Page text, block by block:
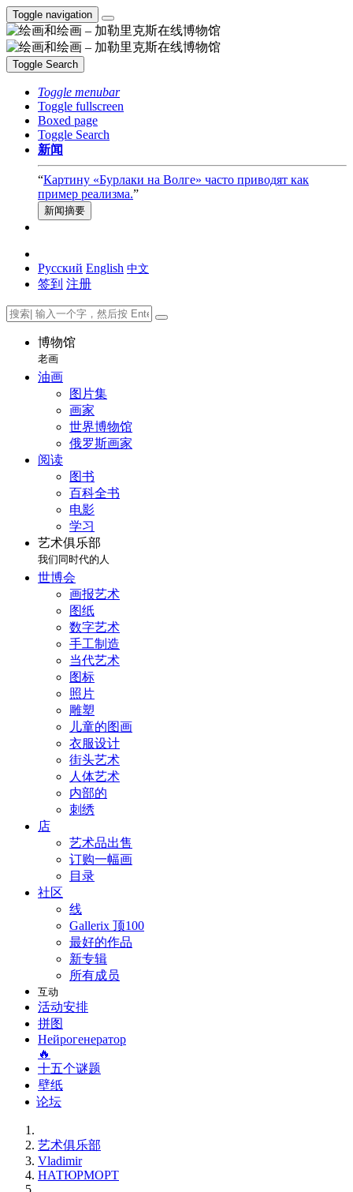
Toggle navigation
Toggle Search
Toggle menubar
Toggle fullscreen
Boxed page
Toggle Search
新闻
“Картину «Бурлаки на Волге» часто приводят как
пример реализма.”
新闻摘要
Русский English 中文
签到 注册
博物馆
老画
油画
图片集
画家
世界博物馆
俄罗斯画家
阅读
图书
百科全书
电影
学习
艺术俱乐部
我们同时代的人
世博会
画报艺术
图纸
数字艺术
手工制造
当代艺术
图标
照片
雕塑
儿童的图画
衣服设计
街头艺术
人体艺术
内部的
刺绣
店
艺术品出售
订购一幅画
目录
社区
线
Gallerix 顶100
最好的作品
新专辑
所有成员
互动
活动安排
拼图
Нейрогенератор
🔥
十五个谜题
壁纸
论坛
艺术俱乐部
Vladimir
НАТЮРМОРТ